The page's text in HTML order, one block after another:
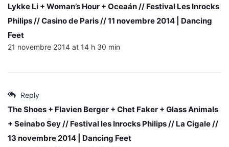
Lykke Li + Woman’s Hour + Oceaán // Festival Les Inrocks
Philips // Casino de Paris // 11 novembre 2014 | Dancing
Feet
21 novembre 2014 at 14 h 30 min
Reply
The Shoes + Flavien Berger + Chet Faker + Glass Animals
+ Seinabo Sey // Festival les Inrocks Philips // La Cigale //
13 novembre 2014 | Dancing Feet